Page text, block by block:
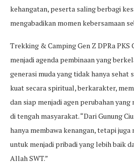
kehangatan, peserta saling berbagi
mengabadikan momen kebersamaan
Trekking & Camping Gen Z DPRa
menjadi agenda pembinaan yang
generasi muda yang tidak hanya sehat
kuat secara spiritual, berkarakter,
dan siap menjadi agen perubahan
di tengah masyarakat. “Dari Gunung
hanya membawa kenangan, tetapi juga
untuk menjadi pribadi yang lebih baik
Allah SWT.”